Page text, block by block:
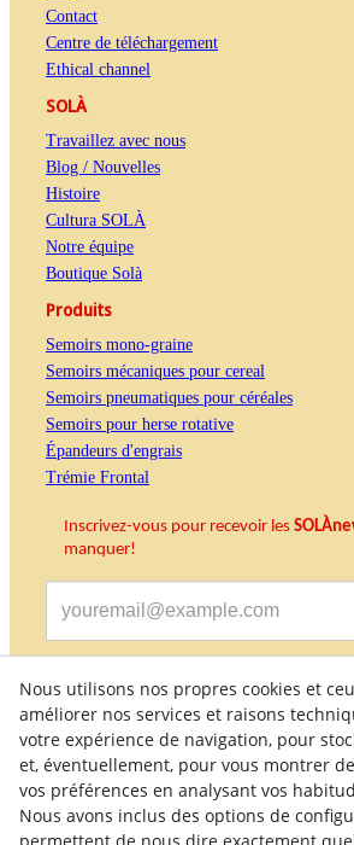
Contact
Centre de téléchargement
Ethical channel
SOLÀ
Travaillez avec nous
Blog / Nouvelles
Histoire
Cultura SOLÀ
Notre équipe
Boutique Solà
Produits
Semoirs mono-graine
Semoirs mécaniques pour cereal
Semoirs pneumatiques pour céréales
Semoirs pour herse rotative
Épandeurs d'engrais
Trémie Frontal
Inscrivez-vous pour recevoir les
manquer!
J'accepte de recevoir des informations
Nous utilisons nos propres cookies et
améliorer nos services et raisons
votre expérience de navigation, pour
et, éventuellement, pour vous montrer
vos préférences en analysant vos
Nous avons inclus des options de